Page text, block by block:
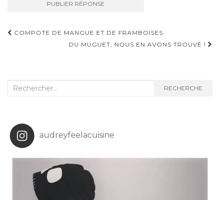
Navigation
COMPOTE DE MANGUE ET DE FRAMBOISES
DU MUGUET, NOUS EN AVONS TROUVÉ !
Recherche
RECHERCHE
audreyfeelacuisine